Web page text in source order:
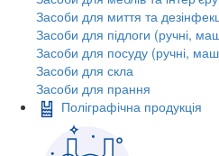
Засоби для миття та
Засоби для підлоги (ручні,
Засоби для посуду (ручні,
Засоби для скла
Засоби для прання
Поліграфічна продукція